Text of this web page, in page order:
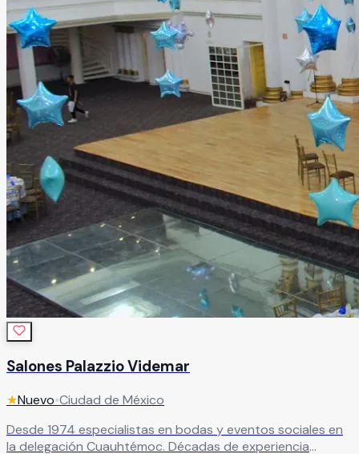
Salones Palazzio Videmar
★Nuevo•Ciudad de México
Desde 1974 especialistas en bodas y eventos sociales en
la delegación Cuauhtémoc. Décadas de experiencia